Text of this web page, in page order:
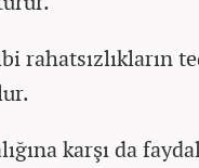
rahatsızlıkların
karşı da